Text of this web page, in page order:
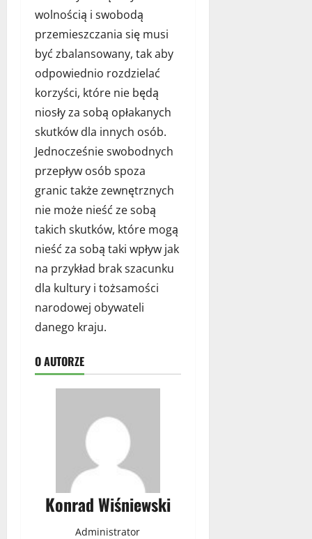
wolnością i swobodą
przemieszczania się musi
być zbalansowany, tak aby
odpowiednio rozdzielać
korzyści, które nie będą
niosły za sobą opłakanych
skutków dla innych osób.
Jednocześnie swobodnych
przepływ osób spoza
granic także zewnętrznych
nie może nieść ze sobą
takich skutków, które mogą
nieść za sobą taki wpływ jak
na przykład brak szacunku
dla kultury i tożsamości
narodowej obywateli
danego kraju.
O AUTORZE
Konrad Wiśniewski
Administrator